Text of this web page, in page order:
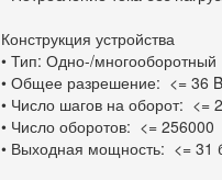
Конструкция устройства
• Тип: Одно-/многооборотный
• Общее разрешение: <= 36
• Число шагов на оборот: <=
• Число оборотов: <= 256000
• Выходная мощность: <= 31